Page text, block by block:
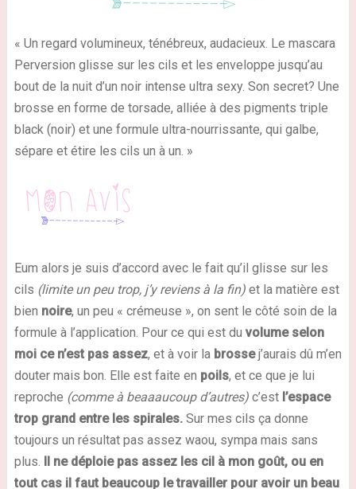
« Un regard volumineux, ténébreux, audacieux. Le mascara
Perversion glisse sur les cils et les enveloppe jusqu’au
bout de la nuit d’un noir intense ultra sexy. Son secret? Une
brosse en forme de torsade, alliée à des pigments triple
black (noir) et une formule ultra-nourrissante, qui galbe,
sépare et étire les cils un à un. »
Eum alors je suis d’accord avec le fait qu’il glisse sur les
cils (limite un peu trop, j’y reviens à la fin)et la matière est
bien noire, un peu « crémeuse », on sent le côté soin de la
formule à l’application. Pour ce qui est du volume selon
moi ce n’est pas assez, et à voir la brossej’aurais dû m’en
douter mais bon. Elle est faite en poils, et ce que je lui
reproche (comme à beaaaucoup d’autres)c’est l’espace
trop grand entre les spirales.Sur mes cils ça donne
toujours un résultat pas assez waou, sympa mais sans
plus.
Il ne déploie pas assez les cil à mon goût, ou en
tout cas il faut beaucoup le travailler pour avoir un beau